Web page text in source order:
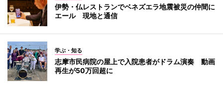
伊勢・仏レストランでベネズエラ地震被災の仲間に
エール 現地と通信
学ぶ・知る
志摩市民病院の屋上で入院患者がドラム演奏 動画
再生が50万回超に